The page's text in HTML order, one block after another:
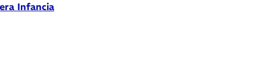
Infancia